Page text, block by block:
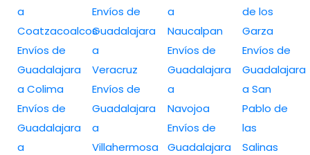
a
Coatzacoalcos
Envíos de
Guadalajara
a Colima
Envíos de
Guadalajara
a
Envíos de
Guadalajara
a
Veracruz
Envíos de
Guadalajara
a
Villahermosa
a
Naucalpan
Envíos de
Guadalajara
a
Navojoa
Envíos de
Guadalajara
de los
Garza
Envíos de
Guadalajara
a San
Pablo de
las
Salinas